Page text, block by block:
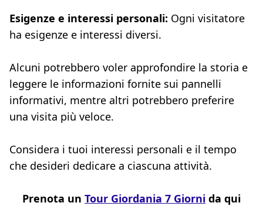
Esigenze e interessi personali: Ogni visitatore
ha esigenze e interessi diversi.
Alcuni potrebbero voler approfondire la storia e
leggere le informazioni fornite sui pannelli
informativi, mentre altri potrebbero preferire
una visita più veloce.
Considera i tuoi interessi personali e il tempo
che desideri dedicare a ciascuna attività.
Prenota un Tour Giordania 7 Giorni da qui